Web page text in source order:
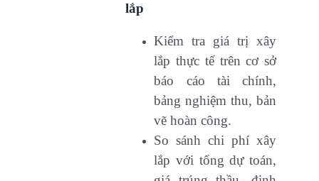
lắp
Kiểm tra giá trị xây
lắp thực tế trên cơ sở
báo cáo tài chính,
bảng nghiệm thu, bản
vẽ hoàn công.
So sánh chi phí xây
lắp với tổng dự toán,